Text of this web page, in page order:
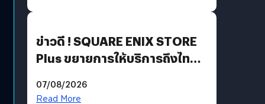
ข่าวดี ! SQUARE ENIX STORE
Plus ขยายการให้บริการถึงไทย
โดยตรง
07/08/2026
Read More